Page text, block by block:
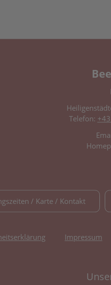
Telefon:
/ Karte / Kontakt
Impressum